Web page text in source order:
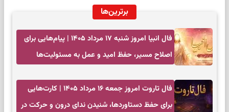
برترین‌ها
فال انبیا امروز شنبه ۱۷ مرداد ۱۴۰۵ | پیام‌هایی برای
اصلاح مسیر، حفظ امید و عمل به مسئولیت‌ها
فال تاروت امروز جمعه ۱۶ مرداد ۱۴۰۵ | کارت‌هایی
برای حفظ دستاوردها، شنیدن ندای درون و حرکت در